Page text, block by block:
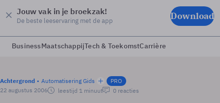
Jouw vak in je broekzak!
De beste leeservaring met de app Download
BusinessMaatschappijTech & ToekomstCarrière
Achtergrond Automatisering Gids
PRO
22 augustus 2006
leestijd 1 minuut 0 reacties